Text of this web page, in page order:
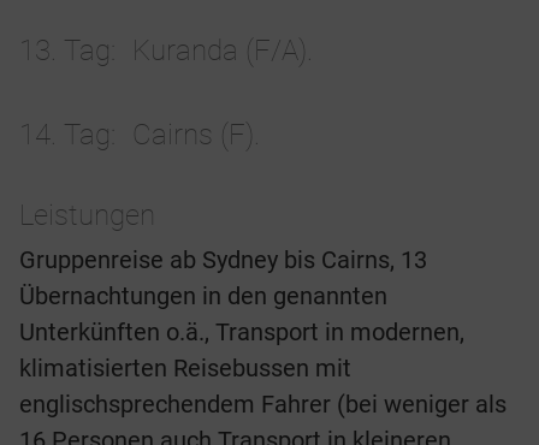
13. Tag Kuranda (F/A).
14. Tag Cairns (F).
Leistungen
Gruppenreise ab Sydney bis Cairns, 13
Übernachtungen in den genannten
Unterkünften o.ä., Transport in modernen,
klimatisierten Reisebussen mit
englischsprechendem Fahrer (bei weniger als